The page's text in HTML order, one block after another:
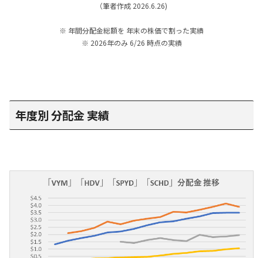
（筆者作成 2026.6.26)
※ 年間分配金総額を 年末の株価で割った実績
※ 2026年のみ 6/26 時点の実績
年度別 分配金 実績